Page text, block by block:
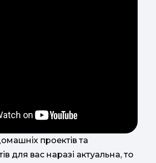
проектів та
для вас наразі актуальна, то